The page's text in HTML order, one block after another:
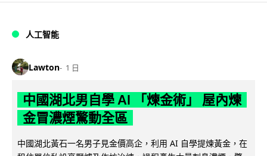
人工智能
Lawton 1 日
中國湖北男自學 AI 「煉金術」 屋內煉
金冒濃煙驚動全區
中國湖北黃石一名男子見金價高企，利用 AI 自學提煉黃金，在